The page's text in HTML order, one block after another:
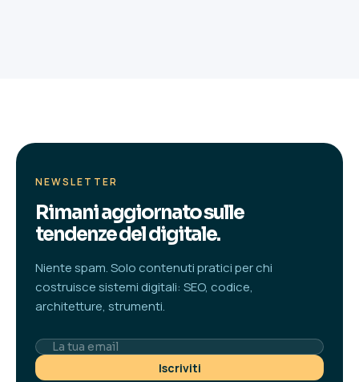
NEWSLETTER
Rimani aggiornato sulle
tendenze del digitale.
Niente spam. Solo contenuti pratici per chi
costruisce sistemi digitali: SEO, codice,
architetture, strumenti.
Iscriviti